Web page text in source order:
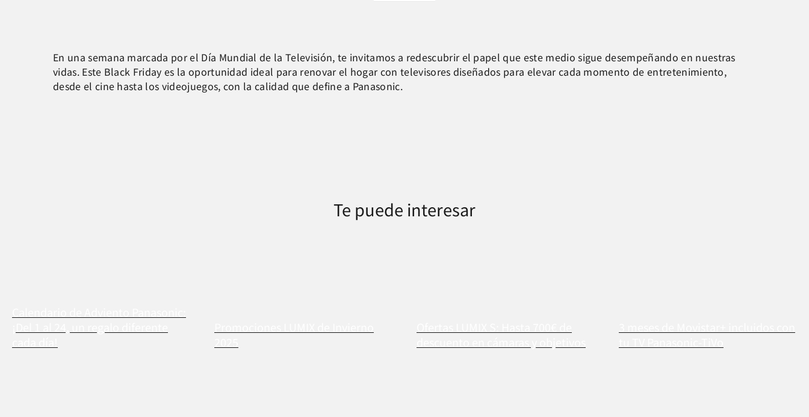
En una semana marcada por el Día Mundial de la Televisión, te invitamos a redescubrir el papel que este medio sigue desempeñando en nuestras
vidas. Este Black Friday es la oportunidad ideal para renovar el hogar con televisores diseñados para elevar cada momento de entretenimiento,
desde el cine hasta los videojuegos, con la calidad que define a Panasonic.
Te puede interesar